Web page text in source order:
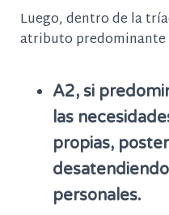
Luego, dentro de la
atributo predominante
A2, si
las
propias,
personales.